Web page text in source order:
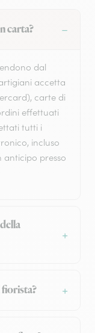
carta?
dal
accetta
carte di
effettuati
tutti i
incluso
anticipo presso